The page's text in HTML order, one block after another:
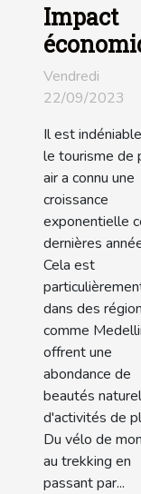
Impact
du
de plein
dans la
région
Medellin
Vendredi
22/09/2023
Il est
le tourisme de
air a connu une
croissance
exponentielle
dernières
Cela est
dans des
comme
offrent une
abondance de
beautés
d'activités de
Du vélo de
au trekking en
passant par...